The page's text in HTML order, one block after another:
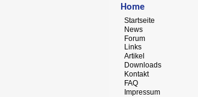
Home
Startseite
News
Forum
Links
Artikel
Downloads
Kontakt
FAQ
Impressum